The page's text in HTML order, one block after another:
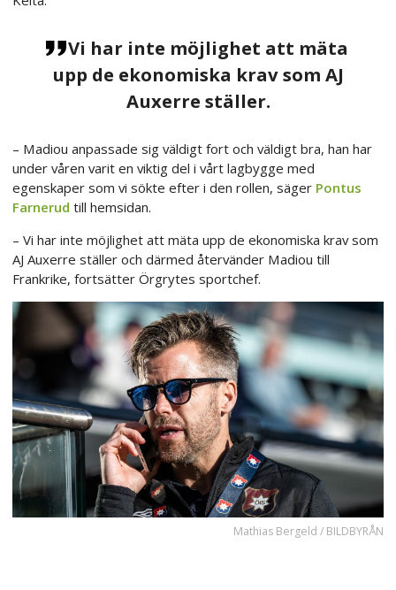
Vi har inte möjlighet att mäta
upp de ekonomiska krav som AJ
Auxerre ställer.
– Madiou anpassade sig väldigt fort och väldigt bra, han har
under våren varit en viktig del i vårt lagbygge med
egenskaper som vi sökte efter i den rollen, säger Pontus
Farnerud till hemsidan.
– Vi har inte möjlighet att mäta upp de ekonomiska krav som
AJ Auxerre ställer och därmed återvänder Madiou till
Frankrike, fortsätter Örgrytes sportchef.
Mathias Bergeld / BILDBYRÅN